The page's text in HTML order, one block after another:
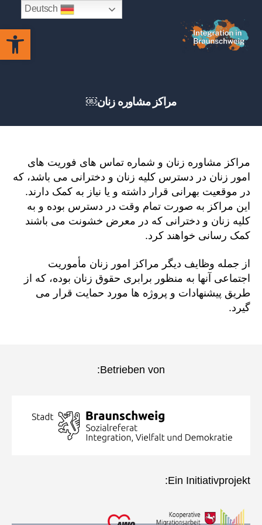
باز کردن نوار ابزار
مراکز مشاوره زنان￼
مراکز مشاوره زنان و شماره تماس های فوریت های
امور زنان در دسترس کلیه زنان و دخترانی می باشد، که
در موقعیت بهرانی قرار داشته و یا نیاز به کمک دارند.
این مراکز به صورت تمام وقت در دسترس بوده و به
کلیه زنان و دخترانی که در معرض خشونت می باشند
کمک رسانی خواهند کرد.
از جمله وظایف دیگر مراکز امور زنان مأموریت
اجتماعی آنها به منظور برابری حقوق زنان بوده، که از
طریق پیشنهادات و پروژه ها مورد حمایت قرار می
گیرد.
Betrieben von:
Ein Initiativprojekt: